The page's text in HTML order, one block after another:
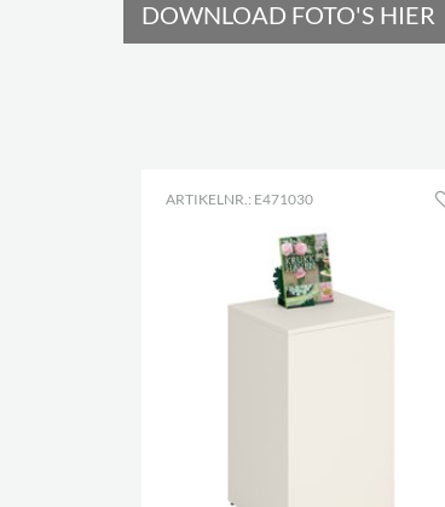
DOWNLOAD FOTO'S HIER
ARTIKELNR.: E471030